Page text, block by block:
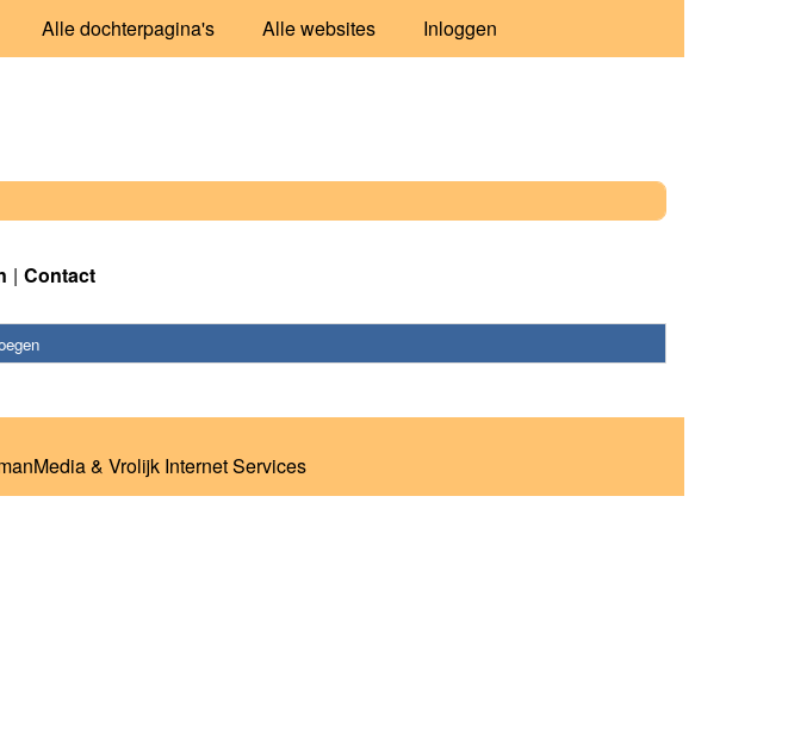
Alle dochterpagina's Alle websites Inloggen
Contact
& Vrolijk Internet Services